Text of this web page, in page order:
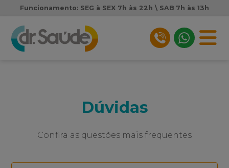
Funcionamento: SEG à SEX 7h às 22h \ SAB 7h às 13h
Dúvidas
Confira as questões mais frequentes